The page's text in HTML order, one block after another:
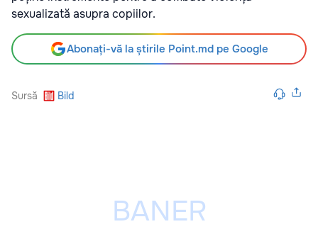
sexualizată asupra copiilor.
Abonați-vă la știrile Point.md pe Google
Sursă Bild